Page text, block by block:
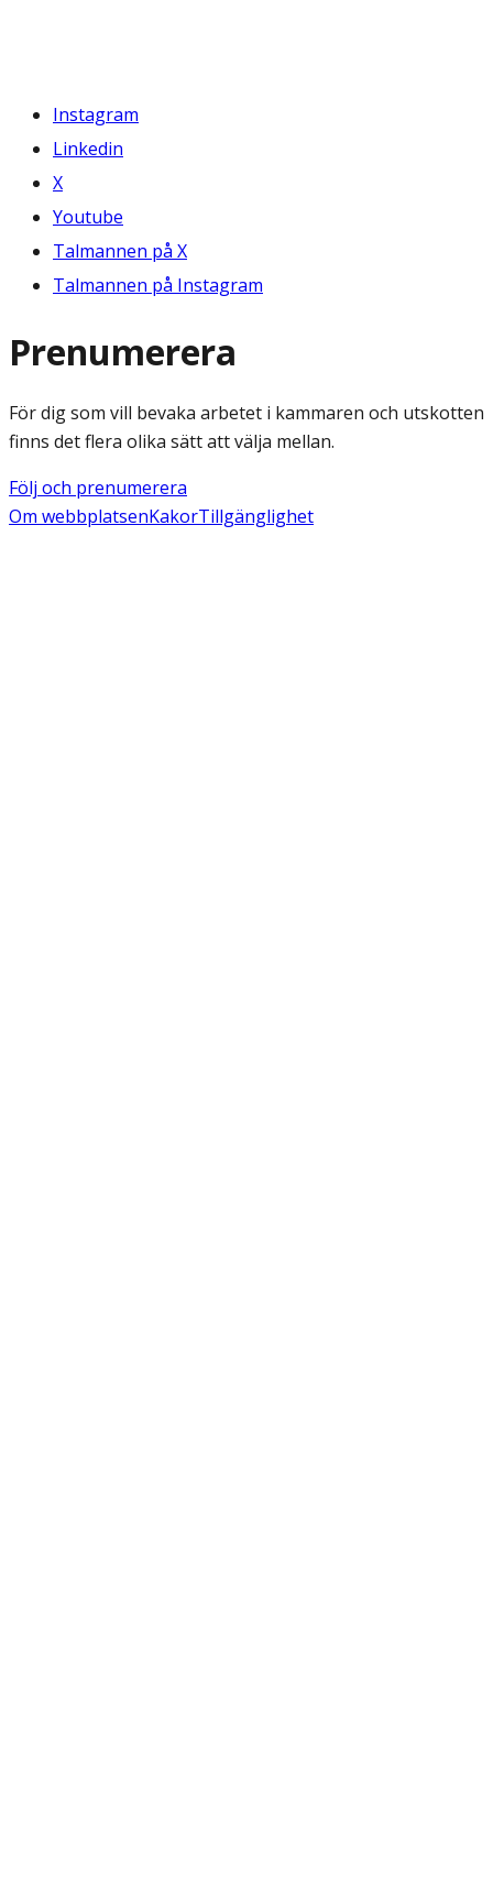
Instagram
Linkedin
X
Youtube
Talmannen på X
Talmannen på Instagram
Prenumerera
För dig som vill bevaka arbetet i kammaren och utskotten
finns det flera olika sätt att välja mellan.
Följ och prenumerera
Om webbplatsenKakorTillgänglighet